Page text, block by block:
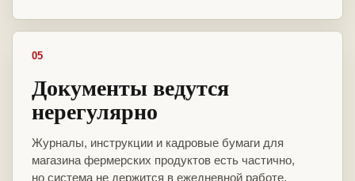
05
Документы ведутся
нерегулярно
Журналы, инструкции и кадровые бумаги для
магазина фермерских продуктов есть частично,
но система не держится в ежедневной работе.